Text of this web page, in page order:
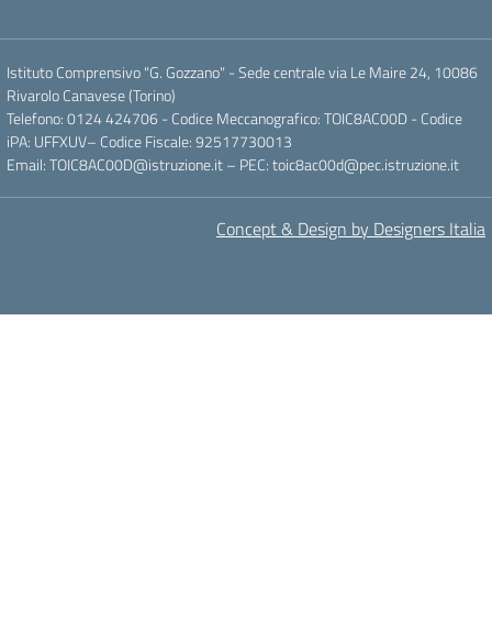
Istituto Comprensivo "G. Gozzano" - Sede centrale via Le Maire 24, 10086
Rivarolo Canavese (Torino)
Telefono: 0124 424706 - Codice Meccanografico: TOIC8AC00D - Codice
iPA: UFFXUV– Codice Fiscale: 92517730013
Email: TOIC8AC00D@istruzione.it – PEC: toic8ac00d@pec.istruzione.it
Concept & Design by Designers Italia